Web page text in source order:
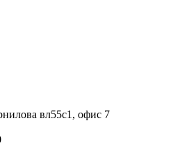
вл55с1, офис 7